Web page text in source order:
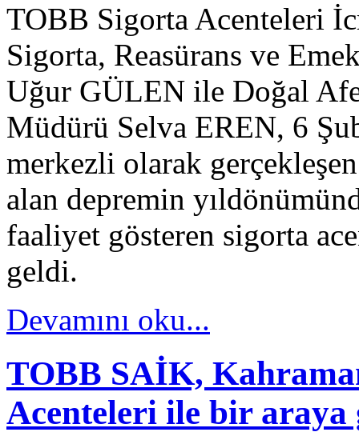
TOBB Sigorta Acenteleri
Sigorta, Reasürans ve
Uğur GÜLEN ile Doğal
Müdürü Selva EREN, 6
merkezli olarak
alan depremin
faaliyet gösteren sigorta
geldi.
Devamını oku...
TOBB SAİK,
Acenteleri ile bir araya